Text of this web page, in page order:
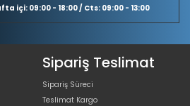
içi: 09:00 - 18:00 / Cts: 09:00 - 13:00
Sipariş Teslimat
Sipariş Süreci
Teslimat Kargo